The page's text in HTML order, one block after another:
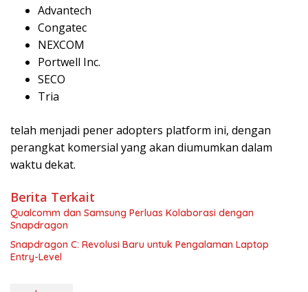
Advantech
Congatec
NEXCOM
Portwell Inc.
SECO
Tria
telah menjadi pener adopters platform ini, dengan
perangkat komersial yang akan diumumkan dalam
waktu dekat.
Berita Terkait
Qualcomm dan Samsung Perluas Kolaborasi dengan
Snapdragon
Snapdragon C: Revolusi Baru untuk Pengalaman Laptop
Entry-Level